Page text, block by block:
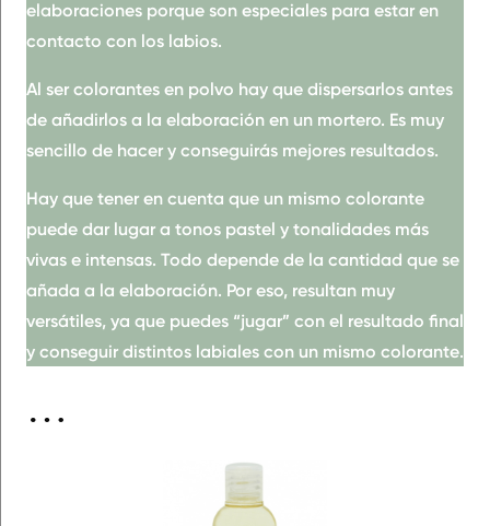
elaboraciones porque son especiales para estar en
contacto con los labios.
Al ser colorantes en polvo hay que dispersarlos antes
de añadirlos a la elaboración en un mortero. Es muy
sencillo de hacer y conseguirás mejores resultados.
Hay que tener en cuenta que un mismo colorante
puede dar lugar a tonos pastel y tonalidades más
vivas e intensas. Todo depende de la cantidad que se
añada a la elaboración. Por eso, resultan muy
versátiles, ya que puedes “jugar” con el resultado final
y conseguir distintos labiales con un mismo colorante.
Tampoco puede faltar…